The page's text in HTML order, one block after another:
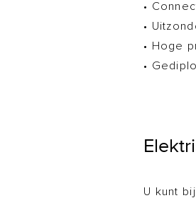
•
•
• Hoge
•
U kunt